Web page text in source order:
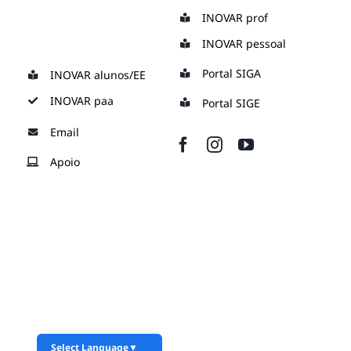
content
INOVAR prof
INOVAR pessoal
INOVAR alunos/EE
INOVAR paa
Portal SIGA
Portal SIGE
Email
Apoio
Select Language▼